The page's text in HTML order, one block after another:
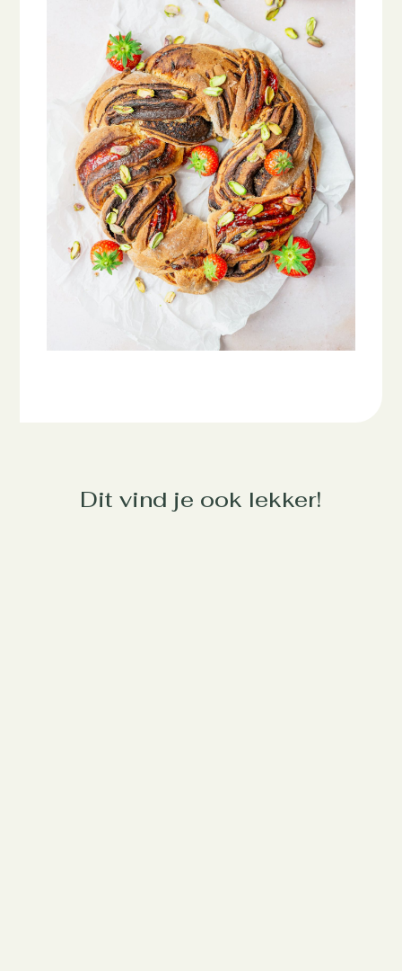
Dit vind je ook lekker!